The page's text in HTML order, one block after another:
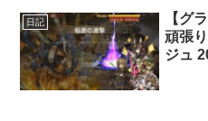
日記
【グ
頑張
ジュ 2026年2月風有利ドレッドバ